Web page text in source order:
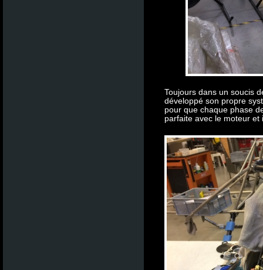
Toujours dans un soucis
développé son propre
pour que chaque phase
parfaite avec le moteur et